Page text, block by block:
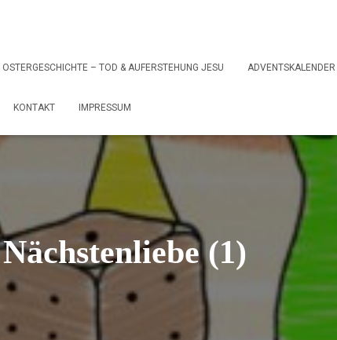
OSTERGESCHICHTE – TOD & AUFERSTEHUNG JESU ADVENTSKALENDER
KONTAKT IMPRESSUM
Nächstenliebe (1)